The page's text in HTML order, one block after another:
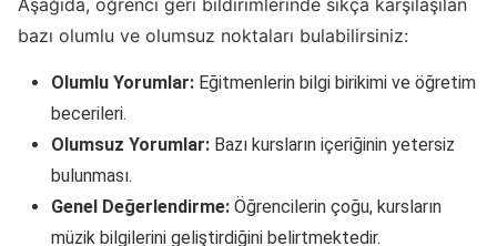
Aşağıda, öğrenci geri bildirimlerinde sıkça karşılaşılan
bazı olumlu ve olumsuz noktaları bulabilirsiniz:
Olumlu Yorumlar: Eğitmenlerin bilgi birikimi ve öğretim
becerileri.
Olumsuz Yorumlar: Bazı kursların içeriğinin yetersiz
bulunması.
Genel Değerlendirme: Öğrencilerin çoğu, kursların
müzik bilgilerini geliştirdiğini belirtmektedir.